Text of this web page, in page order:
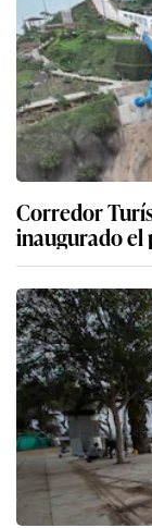
Corredor
inaugurado el